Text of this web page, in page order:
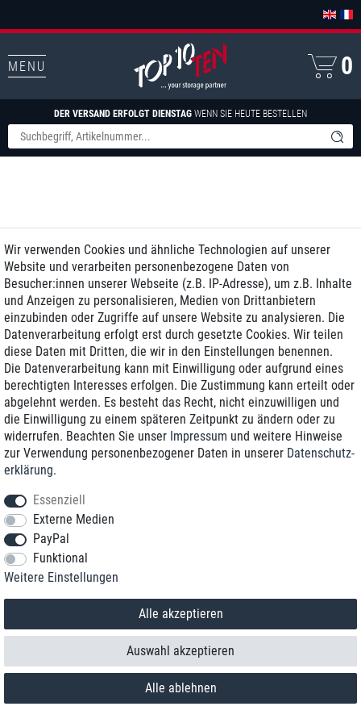
MENU
DER VERSAND ERFOLGT DIENSTAG WENN SIE HEUTE BESTELLEN
0
Vertrag widerrufen
Wir verwenden Cookies und ähnliche Technologien auf unserer
Website und verarbeiten personenbezogene Daten von
Besucher:innen unserer Webseite (z.B. IP-Adresse), um z.B. Inhalte
und Anzeigen zu personalisieren, Medien von Drittanbietern
einzubinden oder Zugriffe auf unsere Website zu analysieren. Die
Datenverarbeitung erfolgt erst durch gesetzte Cookies. Wir teilen
diese Daten mit Dritten, die wir in den Einstellungen benennen.
Die Datenverarbeitung kann mit Einwilligung oder aufgrund eines
berechtigten Interesses erfolgen. Die Zustimmung kann erteilt oder
abgelehnt werden. Es besteht das Recht, nicht einzuwilligen und
die Einwilligung zu einem späteren Zeitpunkt zu ändern oder zu
widerrufen. Beachten Sie unser Impressum und weitere Hinweise
zur Verwendung personenbezogener Daten in unserer Daten­schutz­
erklärung.
Essenziell
Externe Medien
PayPal
Funktional
Weitere Einstellungen
Alle akzeptieren
Alle ablehnen
Auswahl akzeptieren